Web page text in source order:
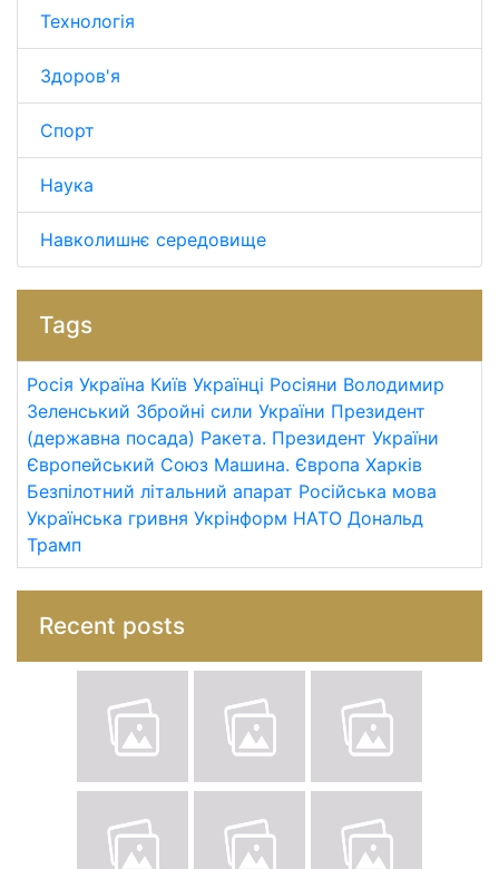
Технологія
Здоров'я
Спорт
Наука
Навколишнє середовище
Tags
Росія Україна Київ Українці Росіяни Володимир
Зеленський Збройні сили України Президент
(державна посада) Ракета. Президент України
Європейський Союз Машина. Європа Харків
Безпілотний літальний апарат Російська мова
Українська гривня Укрінформ НАТО Дональд
Трамп
Recent posts